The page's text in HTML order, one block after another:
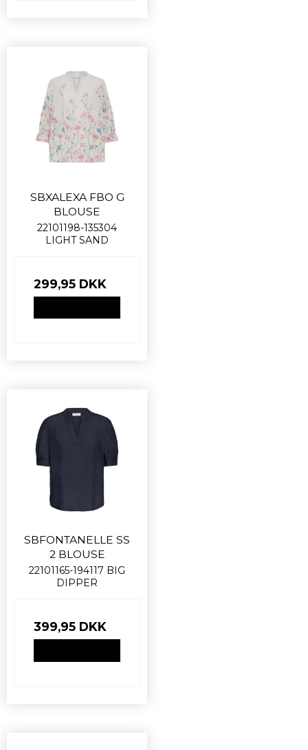
SBXALEXA FBO G
BLOUSE
22101198-135304
LIGHT SAND
299,95 DKK
SBFONTANELLE SS
2 BLOUSE
22101165-194117 BIG
DIPPER
399,95 DKK